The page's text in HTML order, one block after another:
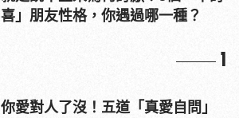
喜」朋友性格，你遇過哪一種？
1
你愛對人了沒！五道「真愛自問」